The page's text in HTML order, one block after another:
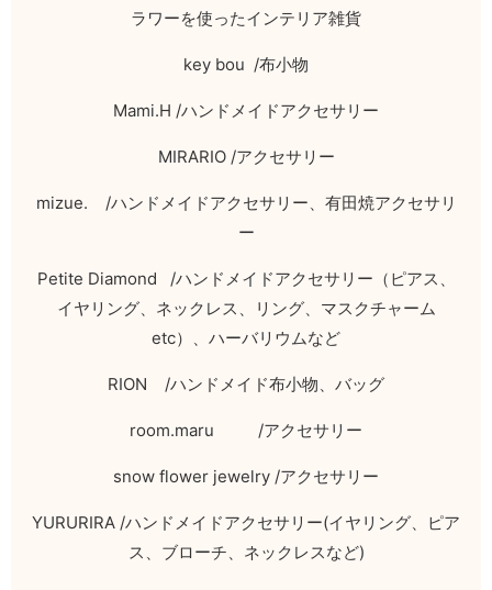
ラワーを使ったインテリア雑貨
key bou /布小物
Mami.H /ハンドメイドアクセサリー
MIRARIO /アクセサリー
mizue. /ハンドメイドアクセサリー、有田焼アクセサリ
ー
Petite Diamond /ハンドメイドアクセサリー（ピアス、
イヤリング、ネックレス、リング、マスクチャーム
etc）、ハーバリウムなど
RION /ハンドメイド布小物、バッグ
room.maru /アクセサリー
snow flower jewelry /アクセサリー
YURURIRA /ハンドメイドアクセサリー(イヤリング、ピア
ス、ブローチ、ネックレスなど)